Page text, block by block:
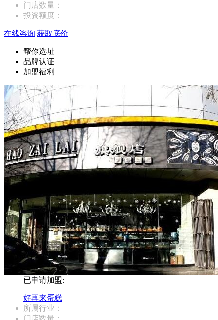
门店数量：
投资额度：
在线咨询 获取底价
帮你选址
品牌认证
加盟福利
已申请加盟:
好再来蛋糕
所属行业：
门店数量：